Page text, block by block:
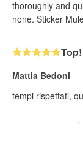
thoroughly and
none. Sticker
Top!
Mattia Bedoni
tempi rispettati,